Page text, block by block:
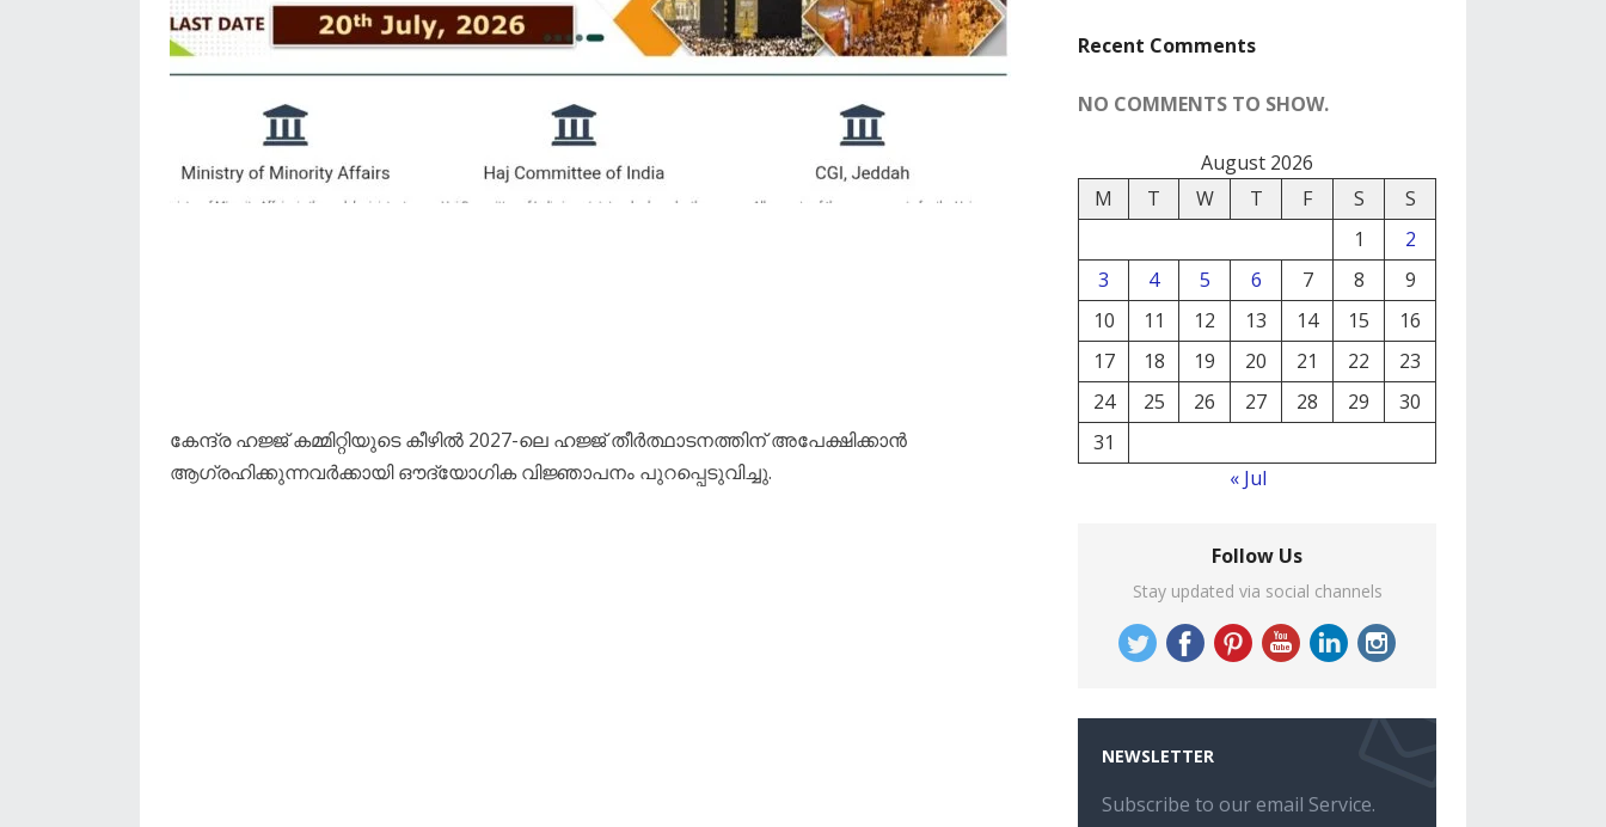
കേന്ദ്ര ഹജ്ജ് കമ്മിറ്റിയുടെ കീഴിൽ 2027-ലെ ഹജ്ജ് തീർത്ഥാടനത്തിന് അപേക്ഷിക്കാൻ
ആഗ്രഹിക്കുന്നവർക്കായി ഔദ്യോഗിക വിജ്ഞാപനം പുറപ്പെടുവിച്ചു.
Recent Comments
NO COMMENTS TO SHOW.
August 2026
M
T W T F S
S
1
2
3
4 5 6 7 8
9
10
11 12 13 14 15
16
17
18 19 20 21 22
23
24
25 26 27 28 29
30
31
« Jul
Follow Us
Stay updated via social channels
NEWSLETTER
Subscribe to our email Service.